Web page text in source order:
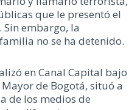
que le presentó el
embargo, la
no se ha detenido.
en Canal Capital bajo
de Bogotá, situó a
de los medios de